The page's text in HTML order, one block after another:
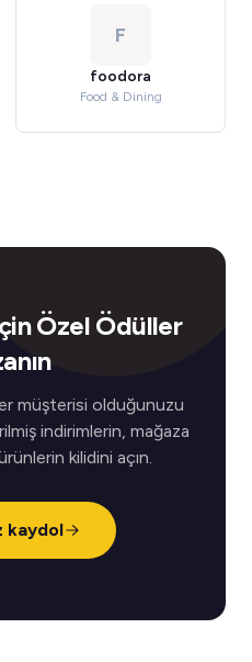
F
foodora
Food & Dining
Özel Ödüller
müşterisi olduğunuzu
indirimlerin, mağaza
kilidini açın.
kaydol